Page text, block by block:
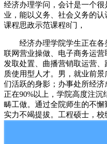
经济办理学问，会计是一个
业，能以义务、社会义务的
课程思政示范课程8门，
经济办理学院学生正在各
联网营业操做、电子商务运
发取处置、曲播营销取运营
质使用型人才。男，就业前
们活跃的身影；办事处所经
正在90%以上，学院高度注
畴工做。通过全院师生的不
实力不竭提拔。工程硕士，校